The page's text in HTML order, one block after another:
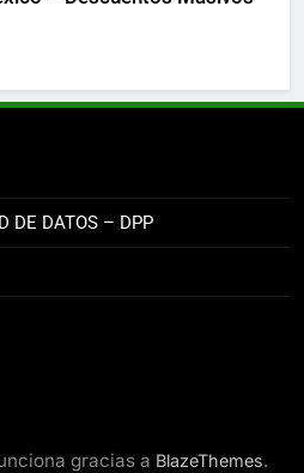
DE DATOS – DPP
gracias a BlazeThemes.